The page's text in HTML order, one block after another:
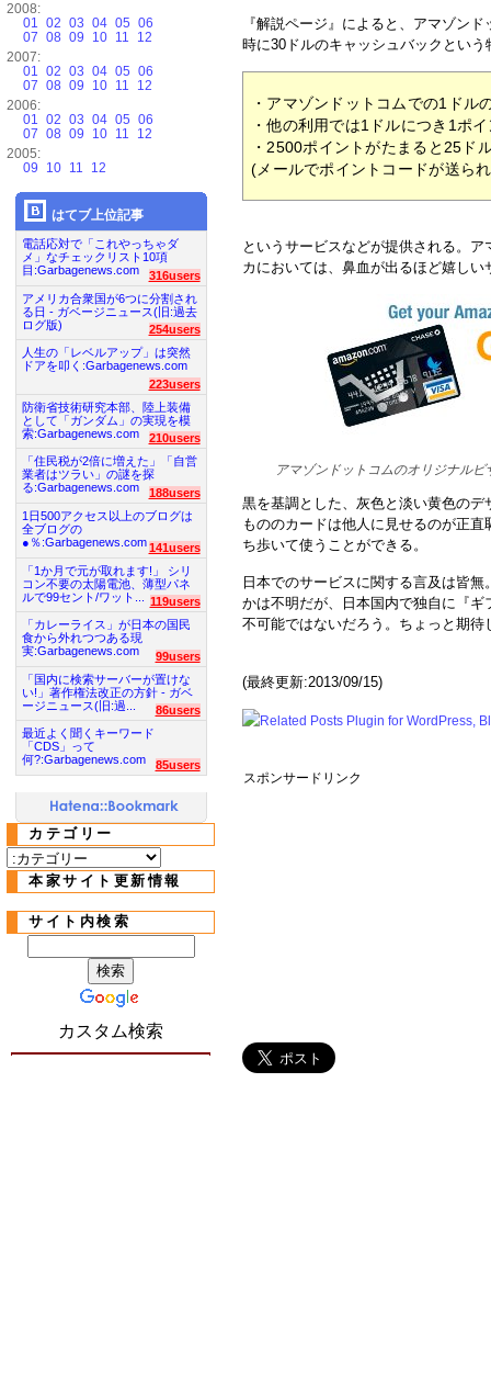
『解説ページ』によると、アマゾン
時に30ドルのキャッシュバックとい
・アマゾンドットコムでの1ドル
・他の利用では1ドルにつき1ポ
・2500ポイントがたまると25ド
(メールでポイントコードが送ら
というサービスなどが提供される。
カにおいては、鼻血が出るほど嬉し
アマゾンドットコムのオリジナル
黒を基調とした、灰色と淡い黄色の
もののカードは他人に見せるのが正
ち歩いて使うことができる。
日本でのサービスに関する言及は皆
かは不明だが、日本国内で独自に『
不可能ではないだろう。ちょっと期待
(最終更新:2013/09/15)
スポンサードリンク
2008:
01 02 03 04 05 06
07 08 09 10 11
12
2007:
01 02 03 04 05 06
07 08 09 10 11
12
2006:
01 02 03 04 05 06
07 08 09 10 11
12
2005:
09
10 11 12
はてブ上位記事
電話応対で「これやっちゃダ
メ」なチェックリスト10項
目:Garbagenews.com
316users
アメリカ合衆国が6つに分割され
る日 - ガベージニュース(旧:過去
ログ版)
254users
人生の「レベルアップ」は突然
ドアを叩く:Garbagenews.com
223users
防衛省技術研究本部、陸上装備
として「ガンダム」の実現を模
索:Garbagenews.com
210users
「住民税が2倍に増えた」「自営
業者はツラい」の謎を探
る:Garbagenews.com
188users
1日500アクセス以上のブログは
全ブログの
●％:Garbagenews.com 141users
「1か月で元が取れます!」 シリ
コン不要の太陽電池、薄型パネ
ルで99セント/ワット...
119users
「カレーライス」が日本の国民
食から外れつつある現
実:Garbagenews.com
99users
「国内に検索サーバーが置けな
い!」著作権法改正の方針 - ガベ
ージニュース(旧:過...
86users
最近よく聞くキーワード
「CDS」って
何?:Garbagenews.com
85users
カテゴリー
本家サイト更新情報
サイト内検索
カスタム検索